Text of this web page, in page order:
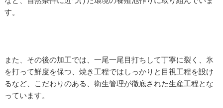
す。
また、その後の加工では、一尾一尾目打ちして丁寧に裂く、氷
を打って鮮度を保つ、焼き工程ではしっかりと目視工程を設け
るなど、こだわりのある、衛生管理が徹底された生産工程とな
っています。